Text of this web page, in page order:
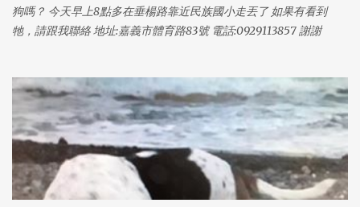
1
狗嗎？ 今天早上8點多在垂楊路靠近民族國小走丟了 如果有看到
牠，請跟我聯絡 地址:嘉義市體育路83號 電話:0929113857 謝謝